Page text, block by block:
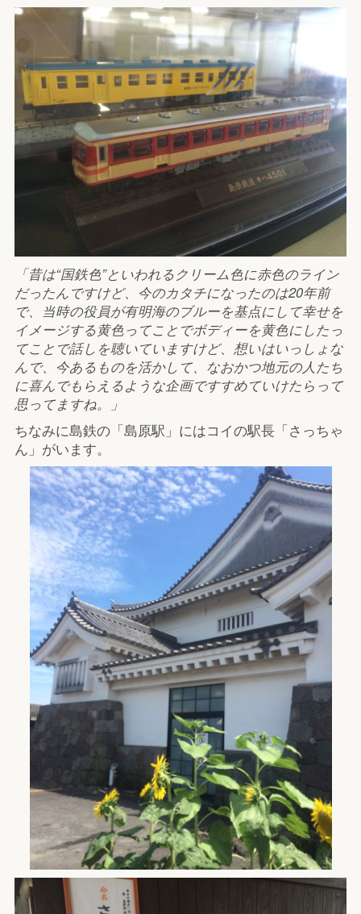
「昔は“国鉄色”といわれるクリーム色に赤色のライン
だったんですけど、今のカタチになったのは20年前
で、当時の役員が有明海のブルーを基点にして幸せを
イメージする黄色ってことでボディーを黄色にしたっ
てことで話しを聴いていますけど、想いはいっしょな
んで、今あるものを活かして、なおかつ地元の人たち
に喜んでもらえるような企画ですすめていけたらって
思ってますね。」
ちなみに島鉄の「島原駅」にはコイの駅長「さっちゃ
ん」がいます。